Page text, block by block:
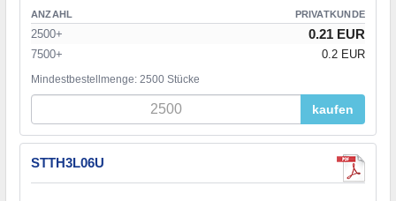
ANZAHL PRIVATKUNDE
2500+ 0.21 EUR
7500+ 0.2 EUR
Mindestbestellmenge: 2500 Stücke
kaufen
STTH3L06U